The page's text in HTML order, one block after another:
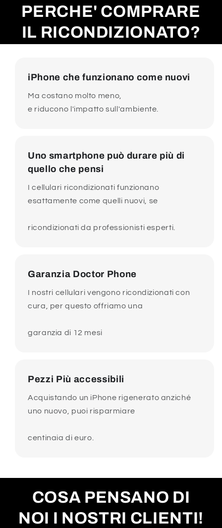
PERCHE' COMPRARE
IL RICONDIZIONATO?
iPhone che funzionano come nuovi
Ma costano molto meno,
e riducono l'impatto sull'ambiente.
Uno smartphone può durare più di
quello che pensi
I cellulari ricondizionati funzionano
esattamente come quelli nuovi, se
ricondizionati da professionisti esperti.
Garanzia Doctor Phone
I nostri cellulari vengono ricondizionati con
cura, per questo offriamo una
garanzia di 12 mesi
Pezzi Più accessibili
Acquistando un iPhone rigenerato anziché
uno nuovo, puoi risparmiare
centinaia di euro.
COSA PENSANO DI
NOI I NOSTRI CLIENTI!